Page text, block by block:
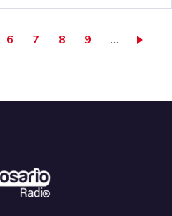
Page
6 Page
7 Page
8 Page
9 …